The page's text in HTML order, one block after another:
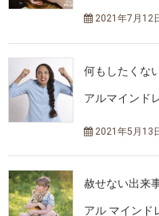
2021年7月12
何もしたくな
アルマインド
2021年5月13
赦せない出来
アル マインド